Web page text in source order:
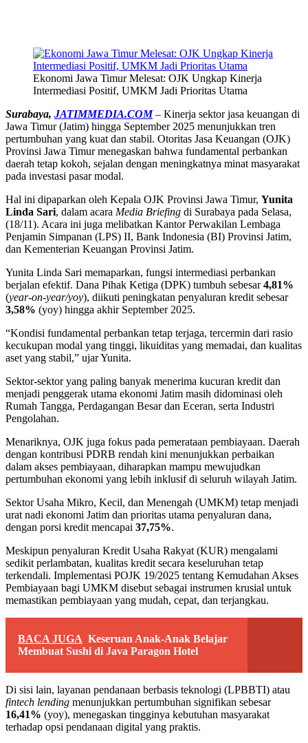
Ekonomi Jawa Timur Melesat: OJK Ungkap Kinerja
Intermediasi Positif, UMKM Jadi Prioritas Utama
Surabaya, JATIMMEDIA.COM– Kinerja sektor jasa keuangan di
Jawa Timur (Jatim) hingga September 2025 menunjukkan tren
pertumbuhan yang kuat dan stabil. Otoritas Jasa Keuangan (OJK)
Provinsi Jawa Timur menegaskan bahwa fundamental perbankan
daerah tetap kokoh, sejalan dengan meningkatnya minat masyarakat
pada investasi pasar modal.
Hal ini dipaparkan oleh Kepala OJK Provinsi Jawa Timur, Yunita
Linda Sari, dalam acara Media Briefing di Surabaya pada Selasa,
(18/11). Acara ini juga melibatkan Kantor Perwakilan Lembaga
Penjamin Simpanan (LPS) II, Bank Indonesia (BI) Provinsi Jatim,
dan Kementerian Keuangan Provinsi Jatim.
Yunita Linda Sari memaparkan, fungsi intermediasi perbankan
berjalan efektif. Dana Pihak Ketiga (DPK) tumbuh sebesar4,81%
(year-on-year/yoy), diikuti peningkatan penyaluran kredit sebesar
3,58% (yoy) hingga akhir September 2025.
“Kondisi fundamental perbankan tetap terjaga, tercermin dari rasio
kecukupan modal yang tinggi, likuiditas yang memadai, dan kualitas
aset yang stabil,” ujar Yunita.
Sektor-sektor yang paling banyak menerima kucuran kredit dan
menjadi penggerak utama ekonomi Jatim masih didominasi oleh
Rumah Tangga, Perdagangan Besar dan Eceran, serta Industri
Pengolahan.
Menariknya, OJK juga fokus pada pemerataan pembiayaan. Daerah
dengan kontribusi PDRB rendah kini menunjukkan perbaikan
dalam akses pembiayaan, diharapkan mampu mewujudkan
pertumbuhan ekonomi yang lebih inklusif di seluruh wilayah Jatim.
Sektor Usaha Mikro, Kecil, dan Menengah (UMKM) tetap menjadi
urat nadi ekonomi Jatim dan prioritas utama penyaluran dana,
dengan porsi kredit mencapai 37,75%.
Meskipun penyaluran Kredit Usaha Rakyat (KUR) mengalami
sedikit perlambatan, kualitas kredit secara keseluruhan tetap
terkendali. Implementasi POJK 19/2025 tentang Kemudahan Akses
Pembiayaan bagi UMKM disebut sebagai instrumen krusial untuk
memastikan pembiayaan yang mudah, cepat, dan terjangkau.
BACA JUGA Keseruan Anak-Anak Belajar
Membuat Sushi di Java Paragon Hotel
Di sisi lain, layanan pendanaan berbasis teknologi (LPBBTI) atau
fintech lending menunjukkan pertumbuhan signifikan sebesar
16,41% (yoy), menegaskan tingginya kebutuhan masyarakat
terhadap opsi pendanaan digital yang praktis.